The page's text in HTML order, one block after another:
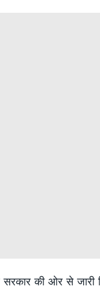
की ओर से जारी